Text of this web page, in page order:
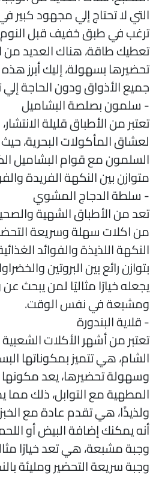
لا تحتاج إلي مجهود كبير في
في طبق خفيف قبل النوم
طاقة، هناك العديد من
بسهولة، إليك أبرز هذه
الأذواق ودون الحاجة
سلمون بصلصة البشاميل
من الأطباق قليلة الانتشار،
المأكولات البحرية، حيث
مع قوام البشاميل
بين النكهة الفريدة
سلطة الدجاج المشوي
من الأطباق الشهية والصحية
اكلات سهلة وسريعة
اللذيذة والفوائد
رائع بين البروتين
خيارًا مثاليًا لمن يبحث عن
في نفس الوقت.
البندورة
من أشهر الأكلات الشعبية
هي تتميز بمكوناتها
تحضيرها، يعد مكونها
مع التوابل، ذلك مما
هي تقدم عادة مع الخبز
يمكنك إضافة البيض أو اللحم
مشبعة، هي تعد خيارًا
سريعة التحضير ومليئة